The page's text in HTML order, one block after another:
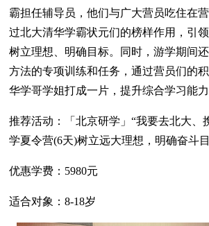
霸担任辅导员，他们与广大营员吃住在
过北大清华学霸状元们的榜样作用，引
树立理想、明确目标。同时，游学期间
方法的专项训练和任务，通过营员们的
华学哥学姐打成一片，提升综合学习能力
推荐活动：「北京研学」“我要去北大、
学夏令营(6天)树立远大理想，明确奋斗
优惠学费：5980元
适合对象：8-18岁